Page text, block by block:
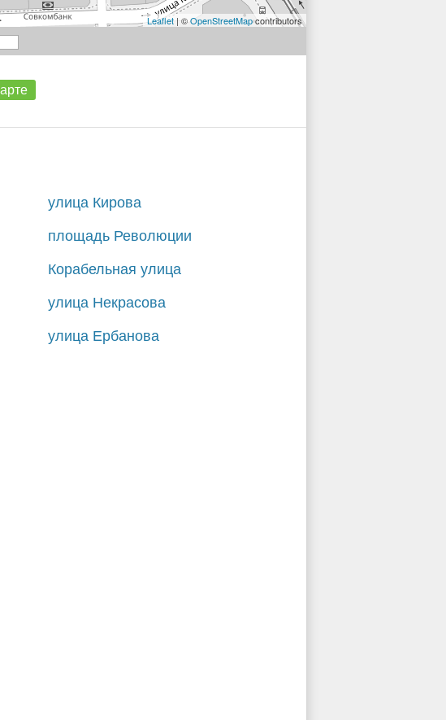
Leaflet | ©OpenStreetMapcontributors
улица Кирова
площадь Революции
Корабельная улица
улица Некрасова
улица Ербанова